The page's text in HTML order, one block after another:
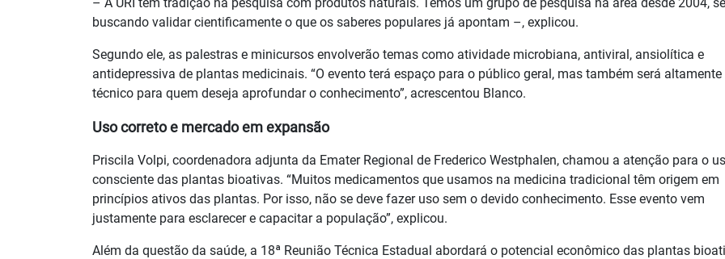
buscando validar cientificamente o que os saberes populares já apontam –, explicou.
Segundo ele, as palestras e minicursos envolverão temas como atividade microbiana, antiviral, ansiolítica e
antidepressiva de plantas medicinais. “O evento terá espaço para o público geral, mas também será altamente
técnico para quem deseja aprofundar o conhecimento”, acrescentou Blanco.
Uso correto e mercado em expansão
Priscila Volpi, coordenadora adjunta da Emater Regional de Frederico Westphalen, chamou a atenção para o
consciente das plantas bioativas. “Muitos medicamentos que usamos na medicina tradicional têm origem em
princípios ativos das plantas. Por isso, não se deve fazer uso sem o devido conhecimento. Esse evento vem
justamente para esclarecer e capacitar a população”, explicou.
Além da questão da saúde, a 18ª Reunião Técnica Estadual abordará o potencial econômico das plantas